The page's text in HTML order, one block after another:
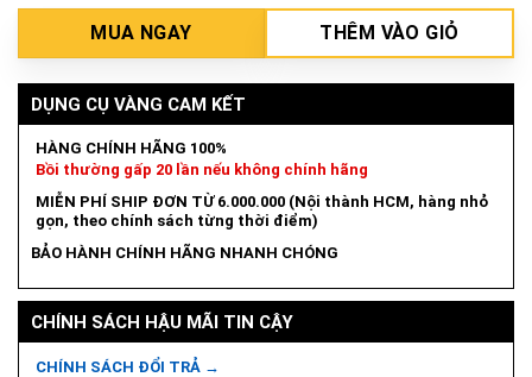
MUA NGAY THÊM VÀO GIỎ
DỤNG CỤ VÀNG CAM KẾT
HÀNG CHÍNH HÃNG 100%
Bồi thường gấp 20 lần nếu không chính hãng
MIỄN PHÍ SHIP ĐƠN TỪ 6.000.000 (Nội thành HCM, hàng nhỏ
gọn, theo chính sách từng thời điểm)
BẢO HÀNH CHÍNH HÃNG NHANH CHÓNG
CHÍNH SÁCH HẬU MÃI TIN CẬY
CHÍNH SÁCH ĐỔI TRẢ →